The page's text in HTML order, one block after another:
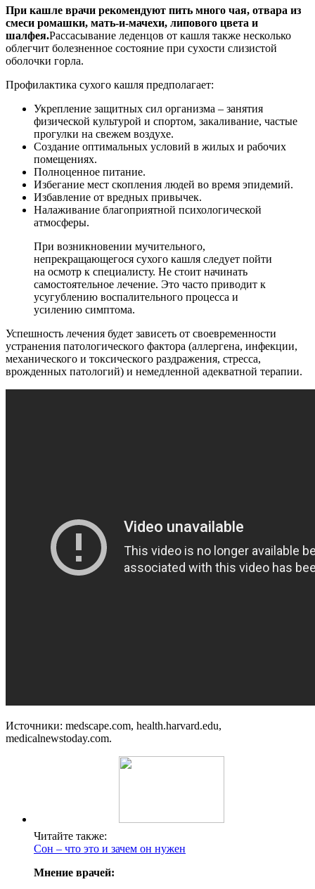
При кашле врачи рекомендуют пить много чая, отвара из
смеси ромашки, мать-и-мачехи, липового цвета и
шалфея.Рассасывание леденцов от кашля также несколько
облегчит болезненное состояние при сухости слизистой
оболочки горла.
Профилактика сухого кашля предполагает:
Укрепление защитных сил организма – занятия
физической культурой и спортом, закаливание, частые
прогулки на свежем воздухе.
Создание оптимальных условий в жилых и рабочих
помещениях.
Полноценное питание.
Избегание мест скопления людей во время эпидемий.
Избавление от вредных привычек.
Налаживание благоприятной психологической
атмосферы.
При возникновении мучительного,
непрекращающегося сухого кашля следует пойти
на осмотр к специалисту. Не стоит начинать
самостоятельное лечение. Это часто приводит к
усугублению воспалительного процесса и
усилению симптома.
Успешность лечения будет зависеть от своевременности
устранения патологического фактора (аллергена, инфекции,
механического и токсического раздражения, стресса,
врожденных патологий) и немедленной адекватной терапии.
Источники: medscape.com, health.harvard.edu,
medicalnewstoday.com.
Читайте также:
Сон – что это и зачем он нужен
Мнение врачей: